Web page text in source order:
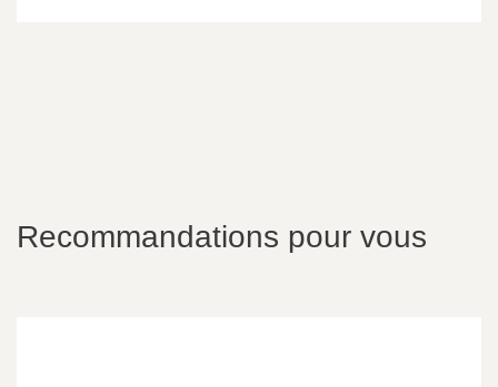
Recommandations pour vous